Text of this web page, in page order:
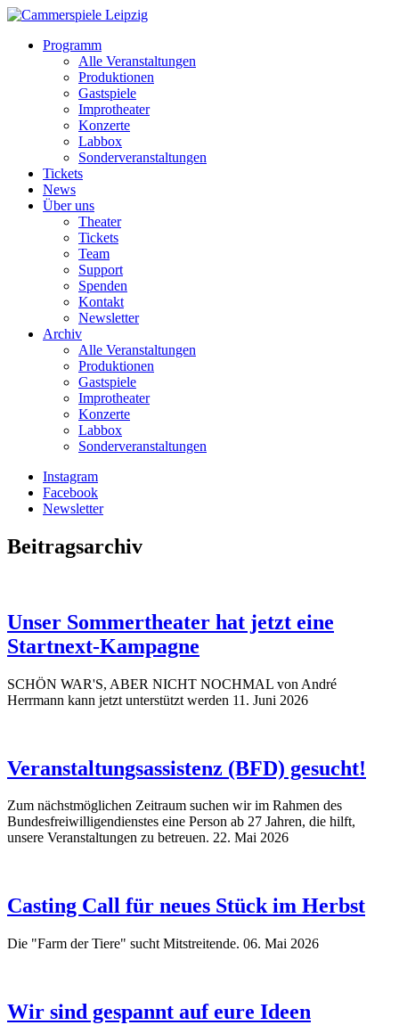
Programm
Alle Veranstaltungen
Produktionen
Gastspiele
Improtheater
Konzerte
Labbox
Sonderveranstaltungen
Tickets
News
Über uns
Theater
Tickets
Team
Support
Spenden
Kontakt
Newsletter
Archiv
Alle Veranstaltungen
Produktionen
Gastspiele
Improtheater
Konzerte
Labbox
Sonderveranstaltungen
Instagram
Facebook
Newsletter
Beitragsarchiv
Unser Sommertheater hat jetzt eine
Startnext-Kampagne
SCHÖN WAR'S, ABER NICHT NOCHMAL von André
Herrmann kann jetzt unterstützt werden 11. Juni 2026
Veranstaltungsassistenz (BFD) gesucht!
Zum nächstmöglichen Zeitraum suchen wir im Rahmen des
Bundesfreiwilligendienstes eine Person ab 27 Jahren, die hilft,
unsere Veranstaltungen zu betreuen. 22. Mai 2026
Casting Call für neues Stück im Herbst
Die "Farm der Tiere" sucht Mitstreitende. 06. Mai 2026
Wir sind gespannt auf eure Ideen